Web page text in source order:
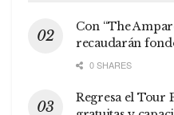
Con “The
recaudarán
0 SHARES
Regresa el Tour